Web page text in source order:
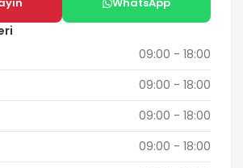
09:00 - 18:00
09:00 - 18:00
09:00 - 18:00
09:00 - 18:00